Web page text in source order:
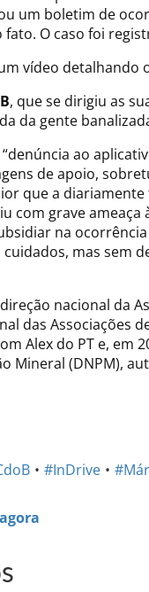
um boletim de
O caso foi
vídeo detalhando
, que se dirigiu as
da gente
ao
de apoio,
que a
com grave
na
mas sem
nacional da
das Associações
Alex do PT e,
Mineral (DNPM),
#InDrive